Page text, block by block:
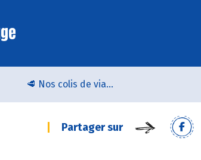
🥩 Nos colis de viande bio & locale arrivent chez Biocoop Quimper !
Partager sur